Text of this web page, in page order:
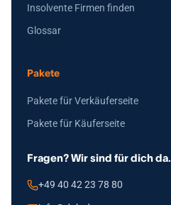
Insolvente Firmen finden
Glossar
Pakete
Pakete für Verkäuferseite
Pakete für Käuferseite
Fragen? Wir sind für dich da.
+49 40 42 23 78 80